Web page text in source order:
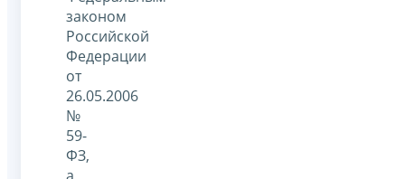
законом
Российской
Федерации
от
26.05.2006
№
59-
ФЗ,